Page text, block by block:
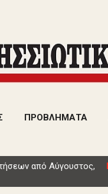
ΠΡΟΒΛΗΜΑΤΑ
ΠΟΛΙΤΙΣΜΟΣ
από Αύγουστος,